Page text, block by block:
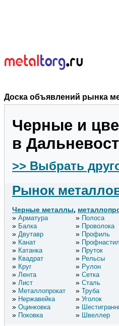
Доска объявлений рынка
Черные и
в
>> Выбрать
Рынок
Черные металлы,
Арматура
Балка
Двутавр
Канат
Катанка
Квадрат
Круг
Лента
Лист
Металлопрокат
Нержавейка
Оцинковка
Поковка
Полоса
Проволока
Профиль
Профнастил
Пруток
Рельсы
Рулон
Сетка
Сталь
Труба
Уголок
Швеллер